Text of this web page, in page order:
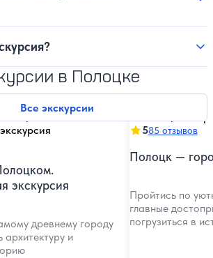
в Полоцке
Все экскурсии
экскурсия
древнему городу
архитектуру и
585 отзывов
Полоцк —
Пройтись по
главные
погрузиться в